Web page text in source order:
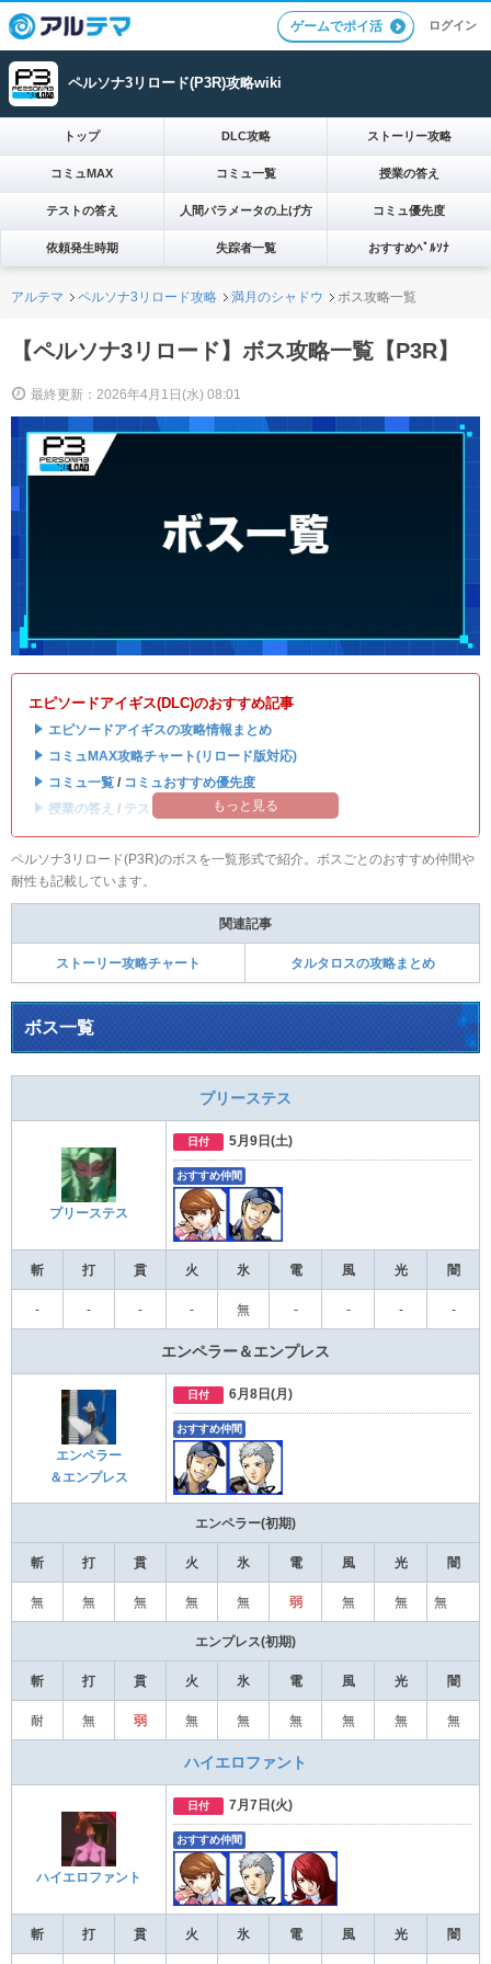
ゲームでポイ活 ログイン
ペルソナ3リロード(P3R)攻略wiki
トップ DLC攻略 ストーリー攻略
コミュMAX コミュ一覧 授業の答え
テストの答え 人間パラメータの上げ方 コミュ優先度
依頼発生時期 失踪者一覧 おすすめﾍﾟﾙｿﾅ
アルテマ ペルソナ3リロード攻略 満月のシャドウ ボス攻略一覧
【ペルソナ3リロード】ボス攻略一覧【P3R】
最終更新：2026年4月1日(水) 08:01
エピソードアイギス(DLC)のおすすめ記事
・ エピソードアイギスの攻略情報まとめ
・ コミュMAX攻略チャート(リロード版対応)
・ コミュ一覧 / コミュおすすめ優先度
・ 授業の答え / テストの答え もっと見る
ペルソナ3リロード(P3R)のボスを一覧形式で紹介。ボスごとのおすすめ仲間や
耐性も記載しています。
関連記事
ストーリー攻略チャート タルタロスの攻略まとめ
ボス一覧
プリーステス
プリーステス
日付 5月9日(土)
おすすめ仲間
斬 打 貫 火 氷 電 風 光 闇
‐ ‐ - - 無 - - - -
エンペラー＆エンプレス
エンペラー
＆エンプレス
日付 6月8日(月)
おすすめ仲間
エンペラー(初期)
斬 打 貫 火 氷 電 風 光 闇
無 無 無 無 無 弱 無 無 無
エンプレス(初期)
斬 打 貫 火 氷 電 風 光 闇
耐 無 弱 無 無 無 無 無 無
ハイエロファント
ハイエロファント
日付 7月7日(火)
おすすめ仲間
斬 打 貫 火 氷 電 風 光 闇